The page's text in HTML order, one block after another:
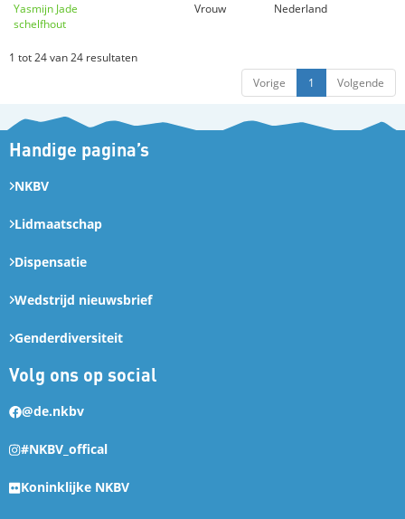
Yasmijn Jade
schelfhout
Vrouw Nederland
1 tot 24 van 24 resultaten
Vorige
1 Volgende
Handige pagina’s
NKBV
Lidmaatschap
Dispensatie
Wedstrijd nieuwsbrief
Genderdiversiteit
Volg ons op social
@de.nkbv
#NKBV_offical
Koninklijke NKBV